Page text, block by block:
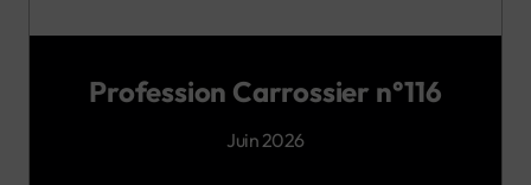
Profession Carrossier n°116
Juin 2026